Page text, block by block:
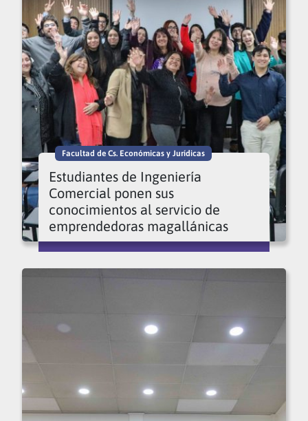
Facultad de Cs. Económicas y Jurídicas
Estudiantes de Ingeniería
Comercial ponen sus
conocimientos al servicio de
emprendedoras magallánicas